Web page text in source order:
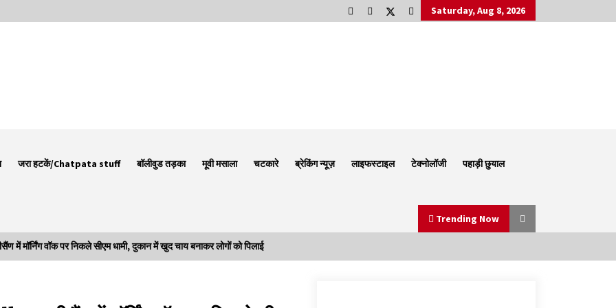
Saturday, Aug 8, 2026
जरा हटकें/Chatpata stuff बॉलीवुड तड़का मूवी मसाला चटकारे ब्रेकिंग न्यूज़ लाइफस्टाइल टेक्नोलॉजी पहाड़ी छुयाल
Trending Now
मॉर्निंग वॉक पर निकले सीएम धामी, दुकान में खुद चाय बनाकर लोगों को पिलाई